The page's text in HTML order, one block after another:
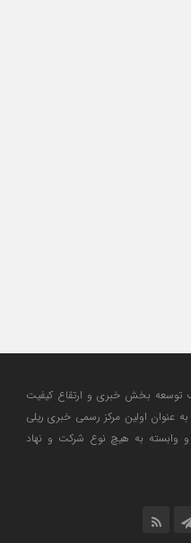
ریل نیوز در سال 1396 با هدف توسعه بخش خبری و ارتقاع کیفیت
عنوان اولین مرکز رسمی خبری ریلی
وابسته به هیچ نوع شرکت و نهاد